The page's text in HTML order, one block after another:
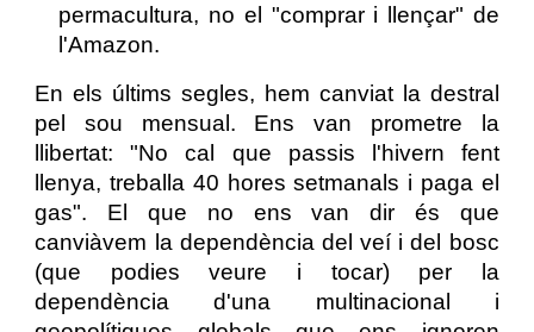
permacultura, no el "comprar i llençar" de
l'Amazon.
En els últims segles, hem canviat la destral
pel sou mensual. Ens van prometre la
llibertat: "No cal que passis l'hivern fent
llenya, treballa 40 hores setmanals i paga el
gas". El que no ens van dir és que
canviàvem la dependència del veí i del bosc
(que podies veure i tocar) per la
dependència d'una multinacional i